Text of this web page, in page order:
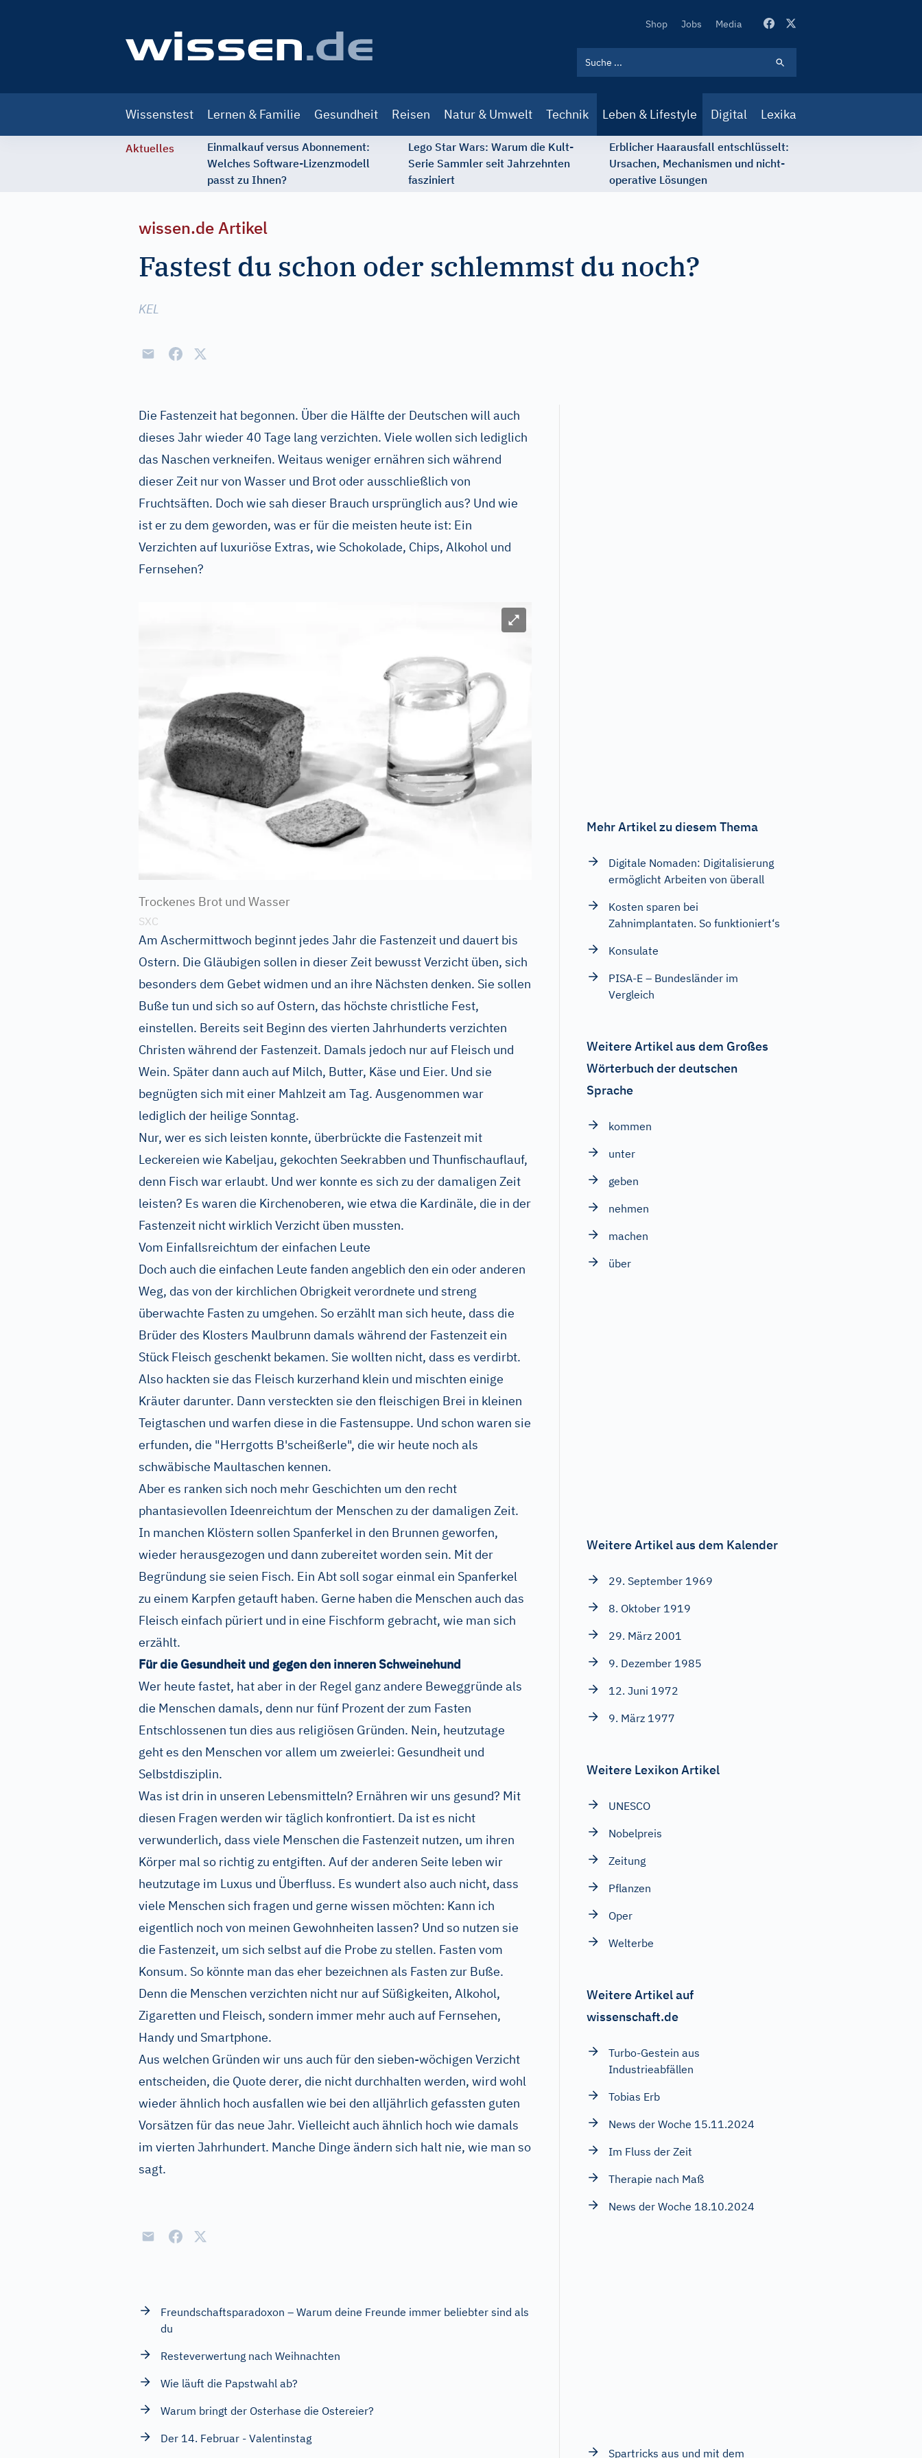
Secondary
Shop Jobs Media
navigation
Wissenstest Lernen & Familie Gesundheit Reisen Natur & Umwelt Technik Leben & Lifestyle Digital Lexika
Aktuelles
Einmalkauf versus Abonnement:
Welches Software-Lizenzmodell
passt zu Ihnen?
Lego Star Wars: Warum die Kult-
Serie Sammler seit Jahrzehnten
fasziniert
Erblicher Haarausfall entschlüsselt:
Ursachen, Mechanismen und nicht-
operative Lösungen
wissen.de Artikel
Fastest du schon oder schlemmst du noch?
KEL
Die Fastenzeit hat begonnen. Über die Hälfte der Deutschen will auch
dieses Jahr wieder 40 Tage lang verzichten. Viele wollen sich lediglich
das Naschen verkneifen. Weitaus weniger ernähren sich während
dieser Zeit nur von Wasser und Brot oder ausschließlich von
Fruchtsäften. Doch wie sah dieser Brauch ursprünglich aus? Und wie
ist er zu dem geworden, was er für die meisten heute ist: Ein
Verzichten auf luxuriöse Extras, wie Schokolade, Chips, Alkohol und
Fernsehen?
Bild vergrößern
Trockenes Brot und Wasser
SXC
Am Aschermittwoch beginnt jedes Jahr die Fastenzeit und dauert bis
Ostern. Die Gläubigen sollen in dieser Zeit bewusst Verzicht üben, sich
besonders dem Gebet widmen und an ihre Nächsten denken. Sie sollen
Buße tun und sich so auf Ostern, das höchste christliche Fest,
einstellen. Bereits seit Beginn des vierten Jahrhunderts verzichten
Christen während der Fastenzeit. Damals jedoch nur auf Fleisch und
Wein. Später dann auch auf Milch, Butter, Käse und Eier. Und sie
begnügten sich mit einer Mahlzeit am Tag. Ausgenommen war
lediglich der heilige Sonntag.
Nur, wer es sich leisten konnte, überbrückte die Fastenzeit mit
Leckereien wie Kabeljau, gekochten Seekrabben und Thunfischauflauf,
denn Fisch war erlaubt. Und wer konnte es sich zu der damaligen Zeit
leisten? Es waren die Kirchenoberen, wie etwa die Kardinäle, die in der
Fastenzeit nicht wirklich Verzicht üben mussten.
Vom Einfallsreichtum der einfachen Leute
Doch auch die einfachen Leute fanden angeblich den ein oder anderen
Weg, das von der kirchlichen Obrigkeit verordnete und streng
überwachte Fasten zu umgehen. So erzählt man sich heute, dass die
Brüder des Klosters Maulbrunn damals während der Fastenzeit ein
Stück Fleisch geschenkt bekamen. Sie wollten nicht, dass es verdirbt.
Also hackten sie das Fleisch kurzerhand klein und mischten einige
Kräuter darunter. Dann versteckten sie den fleischigen Brei in kleinen
Teigtaschen und warfen diese in die Fastensuppe. Und schon waren sie
erfunden, die "Herrgotts B'scheißerle", die wir heute noch als
schwäbische Maultaschen kennen.
Aber es ranken sich noch mehr Geschichten um den recht
phantasievollen Ideenreichtum der Menschen zu der damaligen Zeit.
In manchen Klöstern sollen Spanferkel in den Brunnen geworfen,
wieder herausgezogen und dann zubereitet worden sein. Mit der
Begründung sie seien Fisch. Ein Abt soll sogar einmal ein Spanferkel
zu einem Karpfen getauft haben. Gerne haben die Menschen auch das
Fleisch einfach püriert und in eine Fischform gebracht, wie man sich
erzählt.
Für die Gesundheit und gegen den inneren Schweinehund
Wer heute fastet, hat aber in der Regel ganz andere Beweggründe als
die Menschen damals, denn nur fünf Prozent der zum Fasten
Entschlossenen tun dies aus religiösen Gründen. Nein, heutzutage
geht es den Menschen vor allem um zweierlei: Gesundheit und
Selbstdisziplin.
Was ist drin in unseren Lebensmitteln? Ernähren wir uns gesund? Mit
diesen Fragen werden wir täglich konfrontiert. Da ist es nicht
verwunderlich, dass viele Menschen die Fastenzeit nutzen, um ihren
Körper mal so richtig zu entgiften. Auf der anderen Seite leben wir
heutzutage im Luxus und Überfluss. Es wundert also auch nicht, dass
viele Menschen sich fragen und gerne wissen möchten: Kann ich
eigentlich noch von meinen Gewohnheiten lassen? Und so nutzen sie
die Fastenzeit, um sich selbst auf die Probe zu stellen. Fasten vom
Konsum. So könnte man das eher bezeichnen als Fasten zur Buße.
Denn die Menschen verzichten nicht nur auf Süßigkeiten, Alkohol,
Zigaretten und Fleisch, sondern immer mehr auch auf Fernsehen,
Handy und Smartphone.
Aus welchen Gründen wir uns auch für den sieben-wöchigen Verzicht
entscheiden, die Quote derer, die nicht durchhalten werden, wird wohl
wieder ähnlich hoch ausfallen wie bei den alljährlich gefassten guten
Vorsätzen für das neue Jahr. Vielleicht auch ähnlich hoch wie damals
im vierten Jahrhundert. Manche Dinge ändern sich halt nie, wie man so
sagt.
Freundschaftsparadoxon – Warum deine Freunde immer beliebter sind als
du
Resteverwertung nach Weihnachten
Wie läuft die Papstwahl ab?
Warum bringt der Osterhase die Ostereier?
Der 14. Februar - Valentinstag
Mehr Artikel zu diesem Thema
Digitale Nomaden: Digitalisierung
ermöglicht Arbeiten von überall
Kosten sparen bei
Zahnimplantaten. So funktioniert‘s
Konsulate
PISA-E – Bundesländer im
Vergleich
Weitere Artikel aus dem Großes
Wörterbuch der deutschen
Sprache
kommen
unter
geben
nehmen
machen
über
Weitere Artikel aus dem Kalender
29. September 1969
8. Oktober 1919
29. März 2001
9. Dezember 1985
12. Juni 1972
9. März 1977
Weitere Lexikon Artikel
UNESCO
Nobelpreis
Zeitung
Pflanzen
Oper
Welterbe
Weitere Artikel auf
wissenschaft.de
Turbo-Gestein aus
Industrieabfällen
Tobias Erb
News der Woche 15.11.2024
Im Fluss der Zeit
Therapie nach Maß
News der Woche 18.10.2024
Spartricks aus und mit dem